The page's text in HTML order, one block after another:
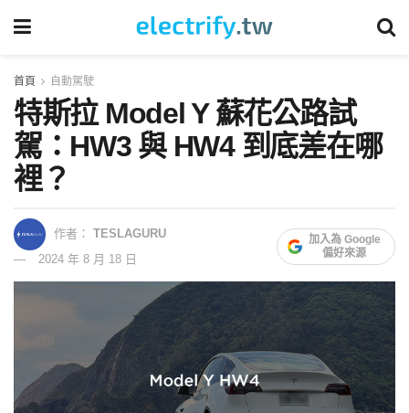
首頁 自動駕駛
特斯拉 Model Y 蘇花公路試
駕：HW3 與 HW4 到底差在哪
裡？
作者： TESLAGURU
2024 年 8 月 18 日
加入為 Google
偏好來源